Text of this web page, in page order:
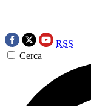
RSS
Cerca